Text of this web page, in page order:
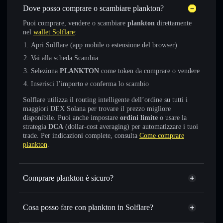
Dove posso comprare o scambiare plankton?
Puoi comprare, vendere o scambiare plankton direttamente
nel wallet Solflare:
Apri Solflare (app mobile o estensione del browser)
Vai alla scheda Scambia
Seleziona PLANKTON come token da comprare o vendere
Inserisci l’importo e conferma lo scambio
Solflare utilizza il routing intelligente dell’ordine su tutti i
maggiori DEX Solana per trovare il prezzo migliore
disponibile. Puoi anche impostare ordini limite o usare la
strategia DCA (dollar-cost averaging) per automatizzare i tuoi
trade. Per indicazioni complete, consulta Come comprare
plankton.
Comprare plankton è sicuro?
plankton non è verificato
Cosa posso fare con plankton in Solflare?